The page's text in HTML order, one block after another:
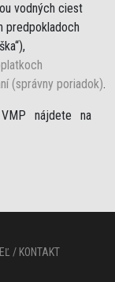
vodných ciest
predpokladoch
(správny poriadok).
nájdete na
/ KONTAKT